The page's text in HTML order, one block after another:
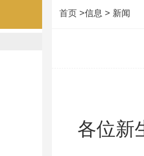
首页 >信息 > 新闻
各位新